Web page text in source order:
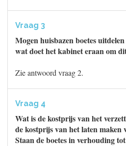
Vraag 3
Mogen huisbazen boetes
wat doet het kabinet eraan om
Zie antwoord vraag 2.
Vraag 4
Wat is de kostprijs van het
de kostprijs van het laten maken
Staan de boetes in verhouding